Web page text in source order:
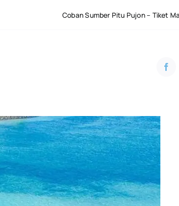
Coban Sumber Pitu Pujon – Tiket Masuk 2026 dan Akses